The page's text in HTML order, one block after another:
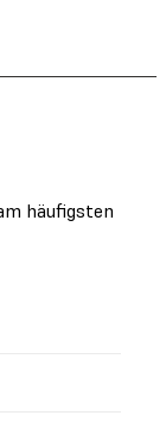
häufigsten